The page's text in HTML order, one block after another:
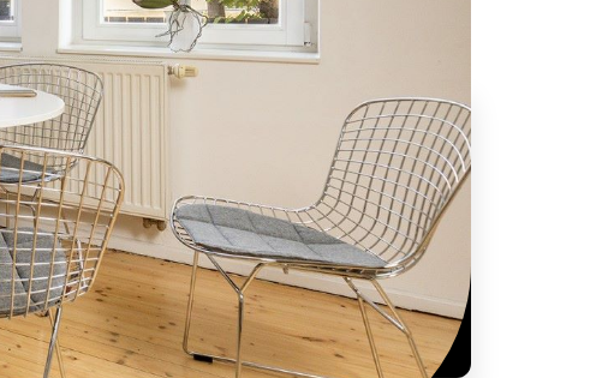
Вы заинтересованы или у вас есть
+421 948 256 250
info@smartup.sk